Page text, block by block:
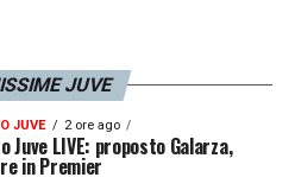
JUVE
JUVE 2 ore ago
Juve LIVE: proposto Galarza,
in Premier